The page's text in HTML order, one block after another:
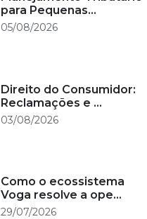
para Pequenas...
05/08/2026
Direito do Consumidor:
Reclamações e ...
03/08/2026
Como o ecossistema
Voga resolve a ope...
29/07/2026